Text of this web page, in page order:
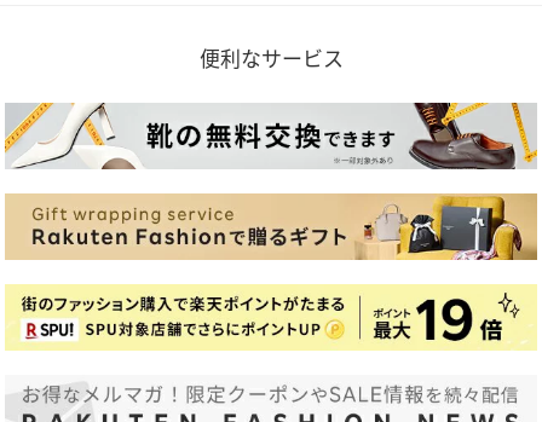
便利なサービス